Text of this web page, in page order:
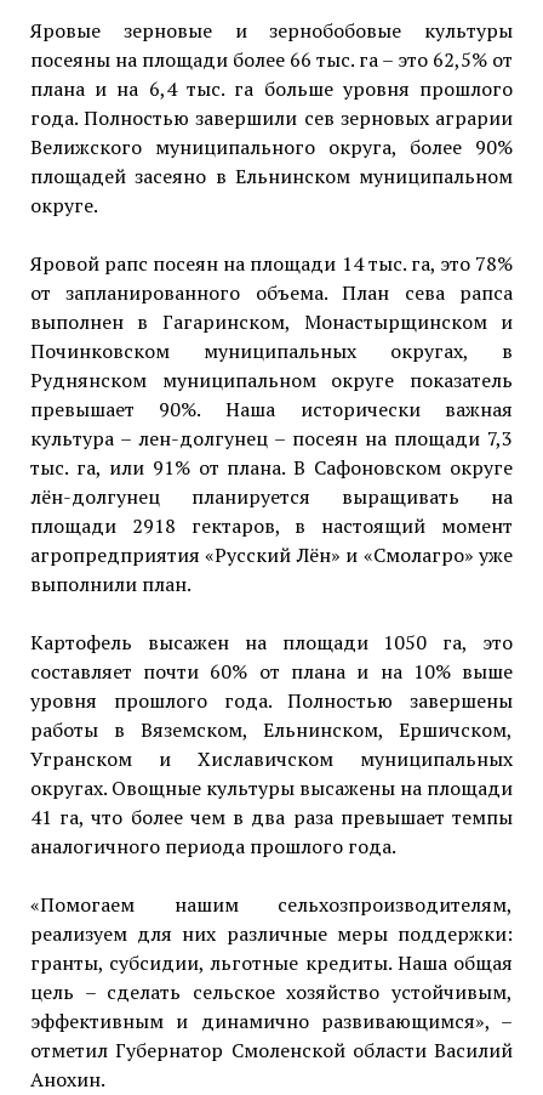
Яровые зерновые и зернобобовые культуры
посеяны на площади более 66 тыс. га – это 62,5% от
плана и на 6,4 тыс. га больше уровня прошлого
года. Полностью завершили сев зерновых аграрии
Велижского муниципального округа, более 90%
площадей засеяно в Ельнинском муниципальном
округе.
Яровой рапс посеян на площади 14 тыс. га, это 78%
от запланированного объема. План сева рапса
выполнен в Гагаринском, Монастырщинском и
Починковском муниципальных округах, в
Руднянском муниципальном округе показатель
превышает 90%. Наша исторически важная
культура – лен-долгунец – посеян на площади 7,3
тыс. га, или 91% от плана. В Сафоновском округе
лён-долгунец планируется выращивать на
площади 2918 гектаров, в настоящий момент
агропредприятия «Русский Лён» и «Смолагро» уже
выполнили план.
Картофель высажен на площади 1050 га, это
составляет почти 60% от плана и на 10% выше
уровня прошлого года. Полностью завершены
работы в Вяземском, Ельнинском, Ершичском,
Угранском и Хиславичском муниципальных
округах. Овощные культуры высажены на площади
41 га, что более чем в два раза превышает темпы
аналогичного периода прошлого года.
«Помогаем нашим сельхозпроизводителям,
реализуем для них различные меры поддержки:
гранты, субсидии, льготные кредиты. Наша общая
цель – сделать сельское хозяйство устойчивым,
эффективным и динамично развивающимся», –
отметил Губернатор Смоленской области Василий
Анохин.